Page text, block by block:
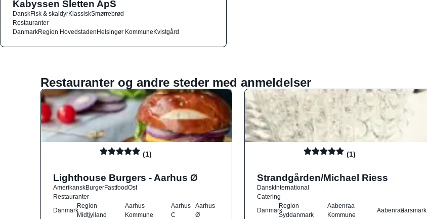
Kabyssen Sletten ApS
DanskFisk & skaldyrKlassiskSmørrebrød
Restauranter
DanmarkRegion HovedstadenHelsingør KommuneKvistgård
Restauranter og andre steder med anmeldelser
(1)
Lighthouse Burgers - Aarhus Ø
AmerikanskBurgerFastfoodOst
Restauranter
Danmark
Region
Midtjylland
Aarhus
Kommune
Aarhus
C
Aarhus
Ø
(1)
Strandgården/Michael Riess
DanskInternational
Catering
Danmark
Region
Syddanmark
Aabenraa
Kommune
AabenraaBarsmark